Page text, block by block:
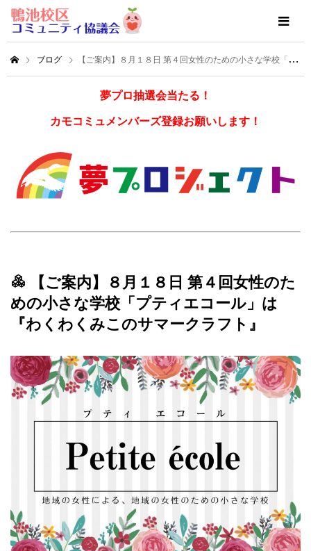
ブログ 【ご案内】８月１８日 第４回女性のための小さな学校「プティエコール」は『わくわくみこのサマークラフト』
夢プロ抽選会当たる！
カモコミュメンバーズ登録お願いします！
【ご案内】８月１８日 第４回女性のた
めの小さな学校「プティエコール」は
『わくわくみこのサマークラフト』